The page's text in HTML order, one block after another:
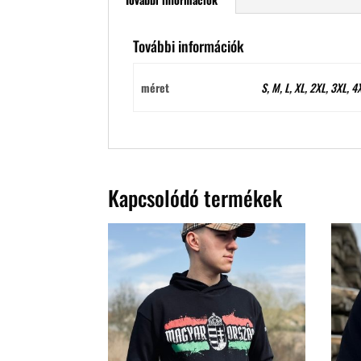
További információk
méret S, M, L, XL, 2XL, 3XL,
Kapcsolódó termékek